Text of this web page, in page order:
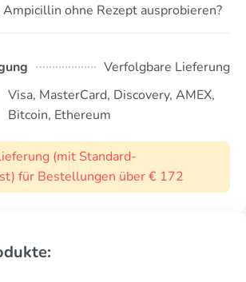
ohne Rezept ausprobieren?
Verfolgbare Lieferung
Visa, MasterCard, Discovery, AMEX,
Bitcoin, Ethereum
(mit Standard-
für Bestellungen über € 172